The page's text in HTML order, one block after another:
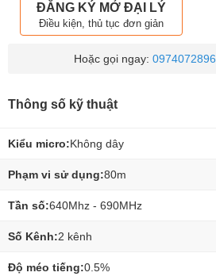
ĐĂNG KÝ MỞ ĐẠI LÝ
Điều kiện, thủ tục đơn giản
Hoặc gọi ngay: 0974072896
Thông số kỹ thuật
Kiểu micro:Không dây
Phạm vi sử dụng:80m
Tần số:640Mhz - 690MHz
Số Kênh:2 kênh
Độ méo tiếng:0.5%